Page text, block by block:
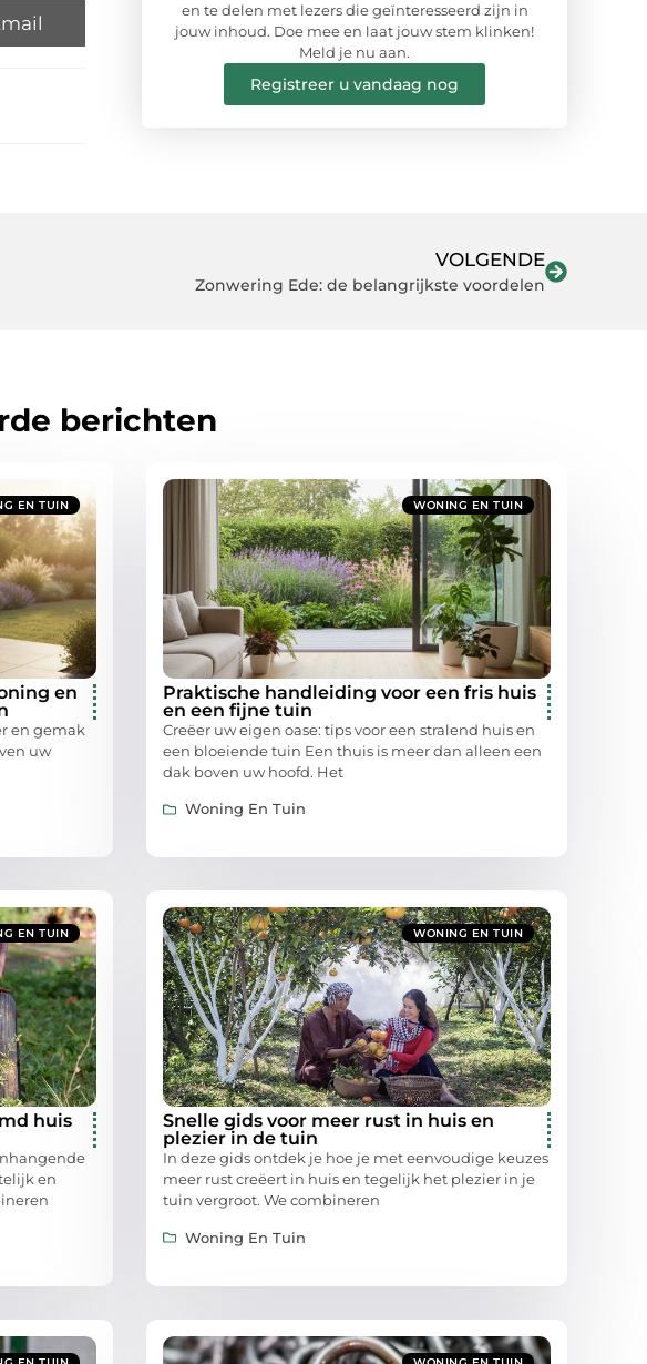
en te delen met lezers die geïnteresseerd zijn in
jouw inhoud. Doe mee en laat jouw stem klinken!
Meld je nu aan.
Registreer u vandaag nog
VOLGENDE
Zonwering Ede: de belangrijkste voordelen
berichten
EN TUIN
en
en gemak
uw
WONING EN TUIN
Praktische handleiding voor een fris huis
en een fijne tuin
Creëer uw eigen oase: tips voor een stralend huis en
een bloeiende tuin Een thuis is meer dan alleen een
dak boven uw hoofd. Het
Woning En Tuin
EN TUIN
huis
en
WONING EN TUIN
Snelle gids voor meer rust in huis en
plezier in de tuin
In deze gids ontdek je hoe je met eenvoudige keuzes
meer rust creëert in huis en tegelijk het plezier in je
tuin vergroot. We combineren
Woning En Tuin